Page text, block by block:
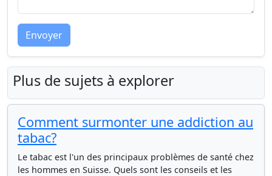
Envoyer
Plus de sujets à explorer
Comment surmonter une addiction au
tabac?
Le tabac est l'un des principaux problèmes de santé chez
les hommes en Suisse. Quels sont les conseils et les